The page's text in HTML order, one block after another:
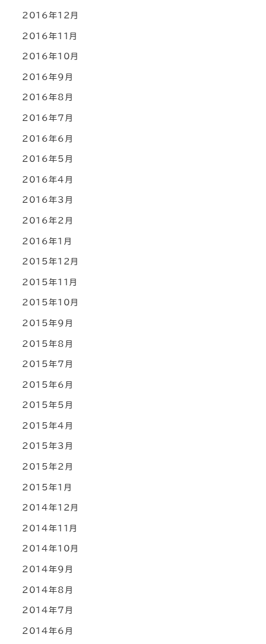
2016年12月
2016年11月
2016年10月
2016年9月
2016年8月
2016年7月
2016年6月
2016年5月
2016年4月
2016年3月
2016年2月
2016年1月
2015年12月
2015年11月
2015年10月
2015年9月
2015年8月
2015年7月
2015年6月
2015年5月
2015年4月
2015年3月
2015年2月
2015年1月
2014年12月
2014年11月
2014年10月
2014年9月
2014年8月
2014年7月
2014年6月